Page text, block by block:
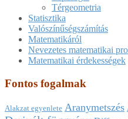
Térgeometria
Statisztika
Valószínűségszámítás
Matematikáról
Nevezetes matematikai
Matematikai érdekességek
Fontos fogalmak
Alakzat egyenlete Aranymetszés